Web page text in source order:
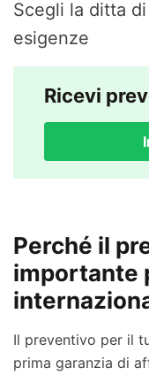
Scegli la ditta
esigenze
Ricevi
Perché il
importante
Il preventivo per il
prima garanzia di